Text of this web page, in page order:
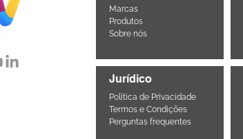
Marcas
Produtos
Sobre nós
Jurídico
Política de Privacidade
Termos e Condições
Perguntas frequentes